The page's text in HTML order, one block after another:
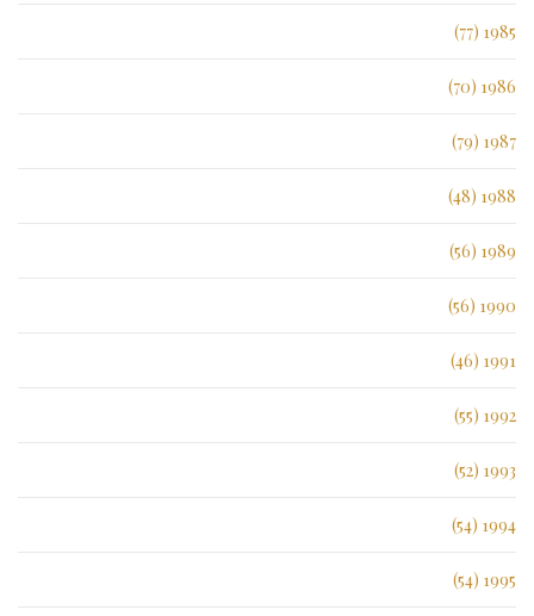
1985 (77)
1986 (70)
1987 (79)
1988 (48)
1989 (56)
1990 (56)
1991 (46)
1992 (55)
1993 (52)
1994 (54)
1995 (54)